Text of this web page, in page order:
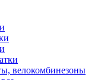
велокомбинезоны